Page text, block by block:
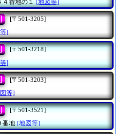
４番地の１ [地図等]
[〒501-3205]
]
[〒501-3218]
]
[〒501-3203]
等]
[〒501-3521]
番地 [地図等]